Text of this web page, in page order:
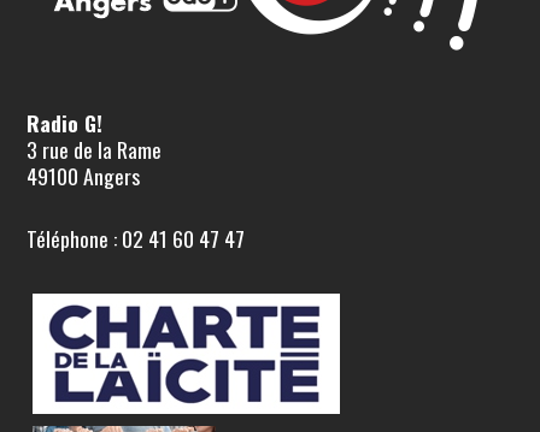
Radio G!
3 rue de la Rame
49100 Angers
Téléphone : 02 41 60 47 47